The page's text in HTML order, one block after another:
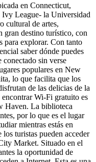
en Connecticut,
League- la Universidad
cultural de artes,
gran destino turístico, con
para explorar. Con tanto
saber dónde puedes
sin verse
populares en New
lo que facilita que los
de las delicias de la
Wi-Fi gratuito es
Haven. La biblioteca
por lo que es el lugar
mientras estás en
turistas pueden acceder
Market. Situado en el
la oportunidad de